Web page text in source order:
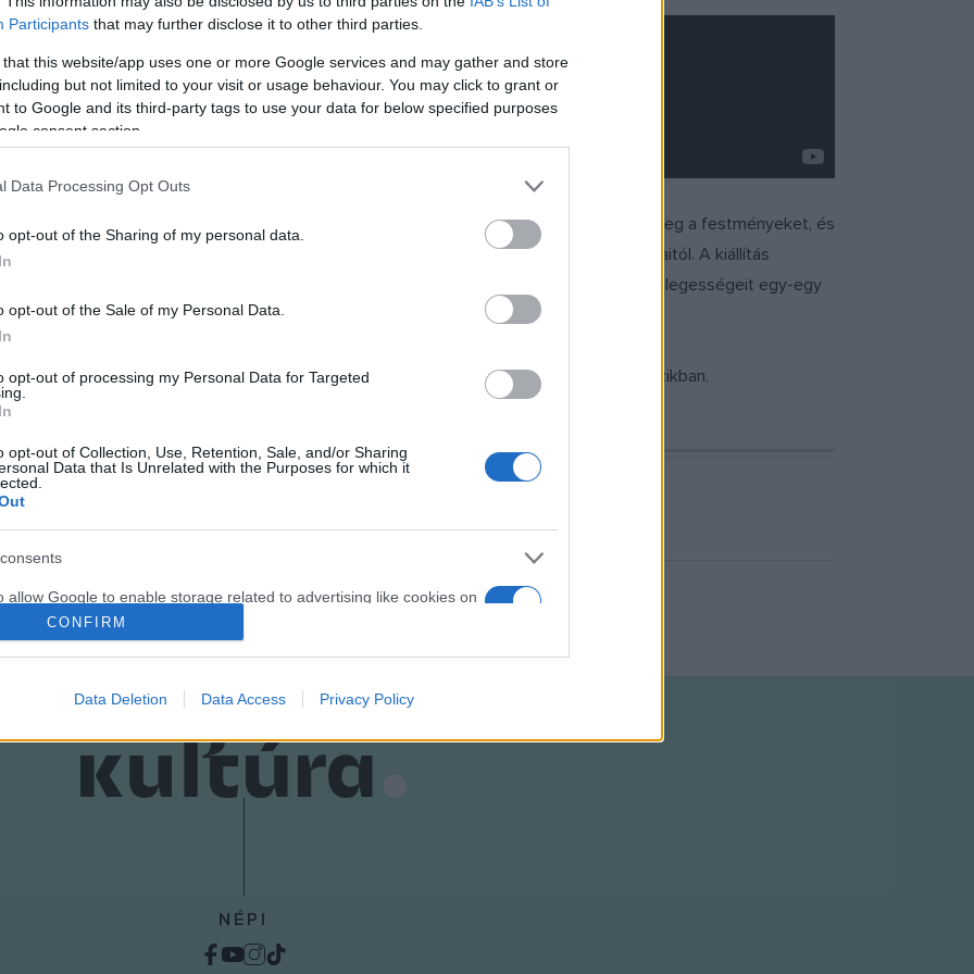
Participants that may further disclose it to other third parties.
that this website/app uses one or more Google services and may gather and store
but not limited to your visit or usage behaviour. You may click to grant or
to Google and its third-party tags to use your data for below specified purposes
consent section.
Data Processing Opt Outs
opt-out of the Sharing of my personal data.
opt-out of the Sale of my Personal Data.
opt-out of processing my Personal Data for Targeted
opt-out of Collection, Use, Retention, Sale, and/or Sharing
Data that Is Unrelated with the Purposes for which it
allow Google to enable storage related to advertising like cookies on
identifiers in apps.
allow my user data to be sent to Google for online advertising
allow Google to enable storage related to analytics like cookies on
allow Google to enable storage related to personalization.
allow Google to enable storage related to security, including
CONFIRM
Data Deletion Data Access Privacy Policy
Mathieu kalauzolja végig a nézőt e kanyargós ösvényen: felváltva csodálhatjuk meg a festményeket, és
művészektől és a modern festészet, valamint a vizuális kultúra jelentős alakjaitól. A kiállítás
Signac, Sisley és Berthe Morisot műveit), az impresszionista mozgalom e különlegességeit egy-egy
hozzánk alkotóikat.
felirattal vetítik július 30-tól Budapesten az ban és országszerte az art mozikban.
NÉPI